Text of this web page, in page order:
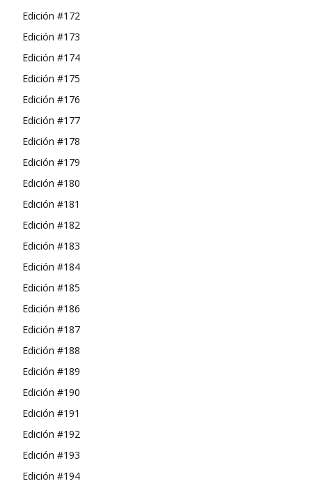
Edición #172
Edición #173
Edición #174
Edición #175
Edición #176
Edición #177
Edición #178
Edición #179
Edición #180
Edición #181
Edición #182
Edición #183
Edición #184
Edición #185
Edición #186
Edición #187
Edición #188
Edición #189
Edición #190
Edición #191
Edición #192
Edición #193
Edición #194